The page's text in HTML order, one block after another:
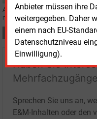
Anbieter müssen ihre
weitergegeben. Daher
einem nach EU-
Datenschutzniveau
Einwilligung).
Auf der The Smarter E Europe
neue Vertriebsstrategie.
Teilen:
Haben Sie
Sprechen Sie uns an,
E&M-Inhalten oder den